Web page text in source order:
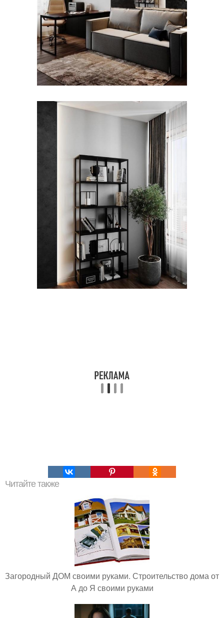
Читайте также
Загородный ДОМ своими руками. Строительство дома от
А до Я своими руками